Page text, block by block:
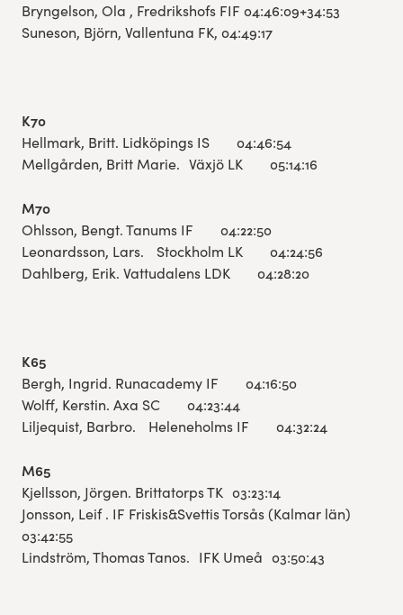
Bryngelson, Ola , Fredrikshofs FIF 04:46:09+34:53
Suneson, Björn, Vallentuna FK, 04:49:17
K70
Hellmark, Britt. Lidköpings IS 04:46:54
Mellgården, Britt Marie. Växjö LK 05:14:16
M70
Ohlsson, Bengt. Tanums IF 04:22:50
Leonardsson, Lars. Stockholm LK 04:24:56
Dahlberg, Erik. Vattudalens LDK 04:28:20
K65
Bergh, Ingrid. Runacademy IF 04:16:50
Wolff, Kerstin. Axa SC 04:23:44
Liljequist, Barbro. Heleneholms IF 04:32:24
M65
Kjellsson, Jörgen. Brittatorps TK 03:23:14
Jonsson, Leif . IF Friskis&Svettis Torsås (Kalmar län)
03:42:55
Lindström, Thomas Tanos. IFK Umeå 03:50:43